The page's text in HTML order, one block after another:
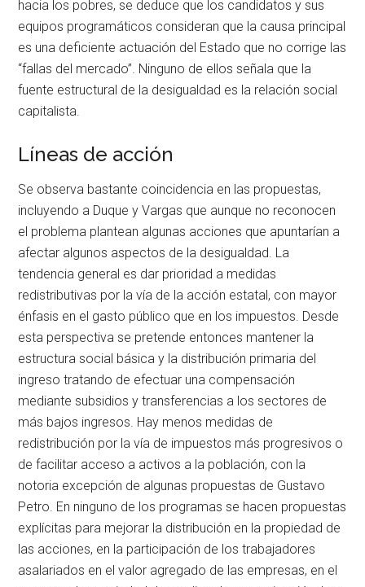
hacia los pobres, se deduce que los candidatos y sus
equipos programáticos consideran que la causa principal
es una deficiente actuación del Estado que no corrige las
“fallas del mercado”. Ninguno de ellos señala que la
fuente estructural de la desigualdad es la relación social
capitalista.
Líneas de acción
Se observa bastante coincidencia en las propuestas,
incluyendo a Duque y Vargas que aunque no reconocen
el problema plantean algunas acciones que apuntarían a
afectar algunos aspectos de la desigualdad. La
tendencia general es dar prioridad a medidas
redistributivas por la vía de la acción estatal, con mayor
énfasis en el gasto público que en los impuestos. Desde
esta perspectiva se pretende entonces mantener la
estructura social básica y la distribución primaria del
ingreso tratando de efectuar una compensación
mediante subsidios y transferencias a los sectores de
más bajos ingresos. Hay menos medidas de
redistribución por la vía de impuestos más progresivos o
de facilitar acceso a activos a la población, con la
notoria excepción de algunas propuestas de Gustavo
Petro. En ninguno de los programas se hacen propuestas
explícitas para mejorar la distribución en la propiedad de
las acciones, en la participación de los trabajadores
asalariados en el valor agregado de las empresas, en el